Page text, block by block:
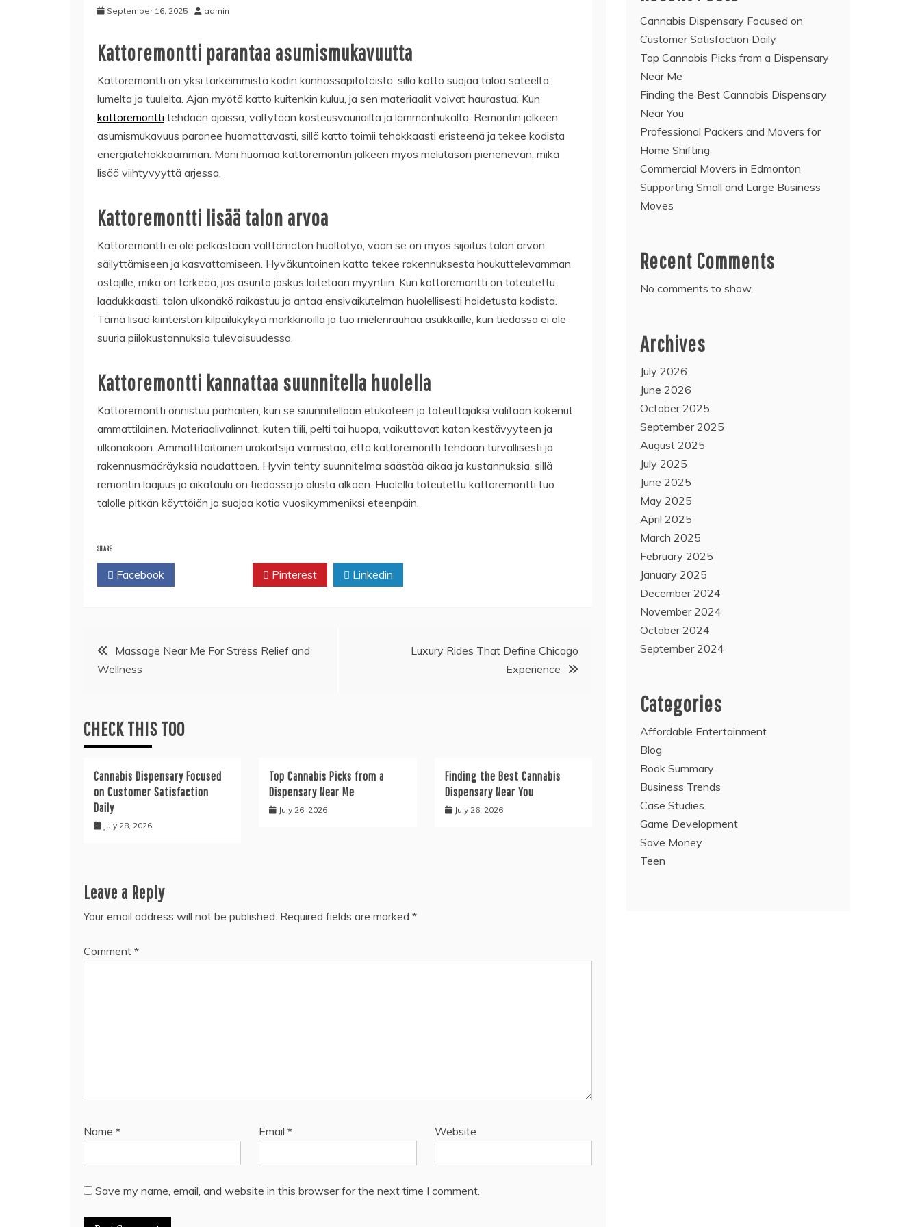
September 16, 2025 admin
Kattoremontti parantaa asumismukavuutta
Kattoremontti on yksi tärkeimmistä kodin kunnossapitotöistä, sillä katto suojaa taloa sateelta,
lumelta ja tuulelta. Ajan myötä katto kuitenkin kuluu, ja sen materiaalit voivat haurastua. Kun
kattoremontti tehdään ajoissa, vältytään kosteusvaurioilta ja lämmönhukalta. Remontin jälkeen
asumismukavuus paranee huomattavasti, sillä katto toimii tehokkaasti eristeenä ja tekee kodista
energiatehokkaamman. Moni huomaa kattoremontin jälkeen myös melutason pienenevän, mikä
lisää viihtyvyyttä arjessa.
Kattoremontti lisää talon arvoa
Kattoremontti ei ole pelkästään välttämätön huoltotyö, vaan se on myös sijoitus talon arvon
säilyttämiseen ja kasvattamiseen. Hyväkuntoinen katto tekee rakennuksesta houkuttelevamman
ostajille, mikä on tärkeää, jos asunto joskus laitetaan myyntiin. Kun kattoremontti on toteutettu
laadukkaasti, talon ulkonäkö raikastuu ja antaa ensivaikutelman huolellisesti hoidetusta kodista.
Tämä lisää kiinteistön kilpailukykyä markkinoilla ja tuo mielenrauhaa asukkaille, kun tiedossa ei ole
suuria piilokustannuksia tulevaisuudessa.
Kattoremontti kannattaa suunnitella huolella
Kattoremontti onnistuu parhaiten, kun se suunnitellaan etukäteen ja toteuttajaksi valitaan kokenut
ammattilainen. Materiaalivalinnat, kuten tiili, pelti tai huopa, vaikuttavat katon kestävyyteen ja
ulkonäköön. Ammattitaitoinen urakoitsija varmistaa, että kattoremontti tehdään turvallisesti ja
rakennusmääräyksiä noudattaen. Hyvin tehty suunnitelma säästää aikaa ja kustannuksia, sillä
remontin laajuus ja aikataulu on tiedossa jo alusta alkaen. Huolella toteutettu kattoremontti tuo
talolle pitkän käyttöiän ja suojaa kotia vuosikymmeniksi eteenpäin.
SHARE
Facebook Pinterest Linkedin
PostMassage Near Me For Stress Relief and
Wellness
Luxury Rides That Define Chicago
Experience
CHECK THIS TOO
Cannabis Dispensary Focused
on Customer Satisfaction
Daily
July 28, 2026
Top Cannabis Picks from a
Dispensary Near Me
July 26, 2026
Finding the Best Cannabis
Dispensary Near You
July 26, 2026
Leave a Reply
Your email address will not be published. Required fields are marked *
Comment *
Name * Email* Website
Save my name, email, and website in this browser for the next time I comment.
Cannabis Dispensary Focused on
Customer Satisfaction Daily
Top Cannabis Picks from a Dispensary
Near Me
Finding the Best Cannabis Dispensary
Near You
Professional Packers and Movers for
Home Shifting
Commercial Movers in Edmonton
Supporting Small and Large Business
Moves
Recent Comments
No comments to show.
Archives
July 2026
June 2026
October 2025
September 2025
August 2025
July 2025
June 2025
May 2025
April 2025
March 2025
February 2025
January 2025
December 2024
November 2024
October 2024
September 2024
Categories
Affordable Entertainment
Blog
Book Summary
Business Trends
Case Studies
Game Development
Save Money
Teen